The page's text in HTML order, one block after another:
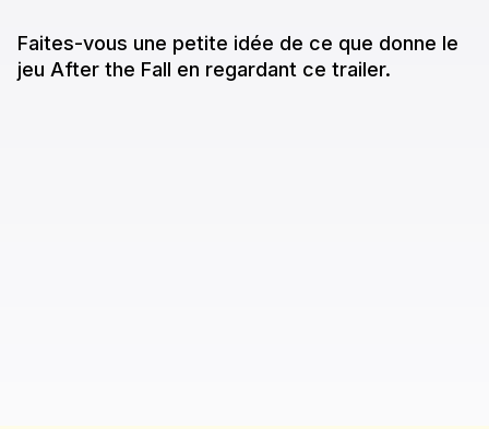
Faites-vous une petite idée de ce que donne le
jeu After the Fall en regardant ce trailer.